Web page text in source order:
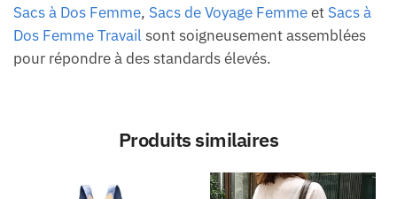
Sacs à Dos Femme, Sacs de Voyage Femmeet Sacs à
Dos Femme Travail sont soigneusement assemblées
pour répondre à des standards élevés.
Produits similaires